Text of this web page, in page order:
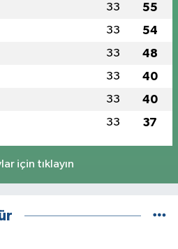
33 55
33 54
33 48
33 40
33 40
33 37
için tıklayın